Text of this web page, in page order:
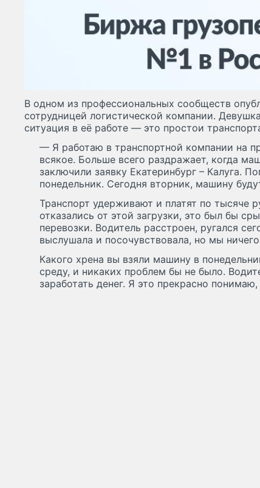
В одном из профессиональных сообществ
сотрудницей логистической компании.
ситуация в её работе — это простои
— Я работаю в транспортной компании на
всякое. Больше всего раздражает, когда
заключили заявку Екатеринбург – Калуга.
понедельник. Сегодня вторник, машину
Транспорт удерживают и платят по тысяче
отказались от этой загрузки, это был бы
перевозки. Водитель расстроен, ругался
выслушала и посочувствовала, но мы
Какого хрена вы взяли машину в
среду, и никаких проблем бы не было.
заработать денег. Я это прекрасно